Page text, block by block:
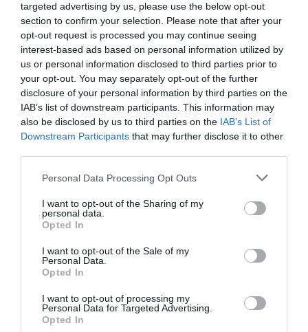
targeted advertising by us, please use the below opt-out
section to confirm your selection. Please note that after your
opt-out request is processed you may continue seeing
interest-based ads based on personal information utilized by
us or personal information disclosed to third parties prior to
your opt-out. You may separately opt-out of the further
disclosure of your personal information by third parties on the
IAB’s list of downstream participants. This information may
also be disclosed by us to third parties on the IAB’s List of
Downstream Participants that may further disclose it to other
Personal Data Processing Opt Outs
I want to opt-out of the Sharing of my
personal data.
Opted In
I want to opt-out of the Sale of my
Personal Data.
Opted In
I want to opt-out of processing my
Personal Data for Targeted Advertising.
Opted In
Νέοι Διαγωνισμοί❯
Tags
ΕΘΝΙΚΟ ΘΕΑΤΡΟ
ΕΚΠΑΙΔΕΥΤΙΚΑ ΠΡΟΓΡΑΜΜΑΤΑ
ΜΙΚΡΟ ΕΘΝΙΚΟ
ΣΟΦΙΑ ΒΓΕΝΟΠΟΥΛΟΥ
Newsletter
Κάθε βδομάδα στο e-mail σας τα τελευταία νέα για
την Τέχνη και τον Πολιτισμό!
Ακολουθήστε το Culturenow.gr